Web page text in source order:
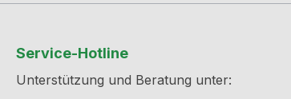
Service-Hotline
Unterstützung und Beratung unter: